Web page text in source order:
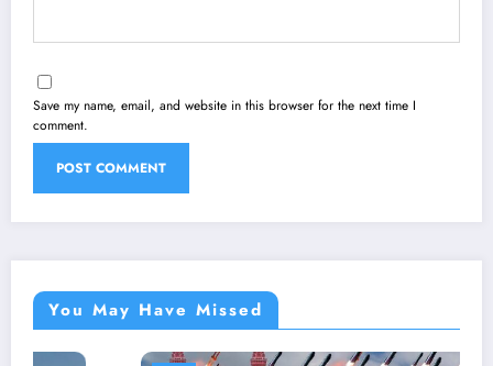
Save my name, email, and website in this browser for the next time I
comment.
You May Have Missed